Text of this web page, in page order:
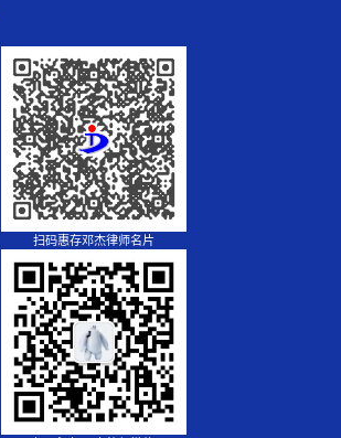
扫码惠存邓杰律师名片